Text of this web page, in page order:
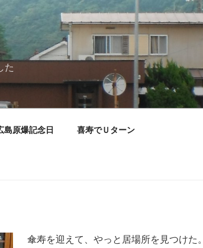
た
島原爆記念日 喜寿でＵターン
傘寿を迎えて、やっと居場所を見つけた。